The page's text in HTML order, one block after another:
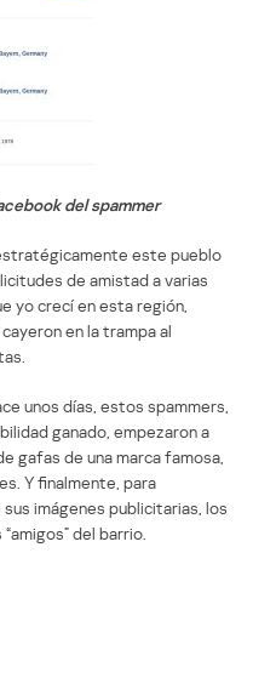
del spammer
este pueblo
de amistad a varias
yo crecí en esta región,
en la trampa al
unos días, estos spammers,
ganado, empezaron a
gafas de una marca famosa,
Y finalmente, para
imágenes publicitarias, los
del barrio.